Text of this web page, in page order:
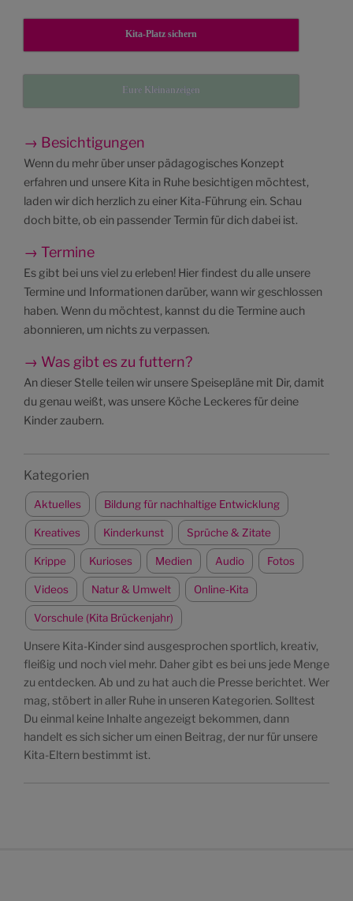
Kita-Platz sichern
Eure Kleinanzeigen
→ Besichtigungen
Wenn du mehr über unser pädagogisches Konzept
erfahren und unsere Kita in Ruhe besichtigen möchtest,
laden wir dich herzlich zu einer Kita-Führung ein. Schau
doch bitte, ob ein passender Termin für dich dabei ist.
→ Termine
Es gibt bei uns viel zu erleben! Hier findest du alle unsere
Termine und Informationen darüber, wann wir geschlossen
haben. Wenn du möchtest, kannst du die Termine auch
abonnieren, um nichts zu verpassen.
→ Was gibt es zu futtern?
An dieser Stelle teilen wir unsere Speisepläne mit Dir, damit
du genau weißt, was unsere Köche Leckeres für deine
Kinder zaubern.
Kategorien
Aktuelles Bildung für nachhaltige Entwicklung
Kreatives Kinderkunst Sprüche & Zitate
Krippe Kurioses Medien Audio Fotos
Videos Natur & Umwelt Online-Kita
Vorschule (Kita Brückenjahr)
Unsere Kita-Kinder sind ausgesprochen sportlich, kreativ,
fleißig und noch viel mehr. Daher gibt es bei uns jede Menge
zu entdecken. Ab und zu hat auch die Presse berichtet. Wer
mag, stöbert in aller Ruhe in unseren Kategorien. Solltest
Du einmal keine Inhalte angezeigt bekommen, dann
handelt es sich sicher um einen Beitrag, der nur für unsere
Kita-Eltern bestimmt ist.